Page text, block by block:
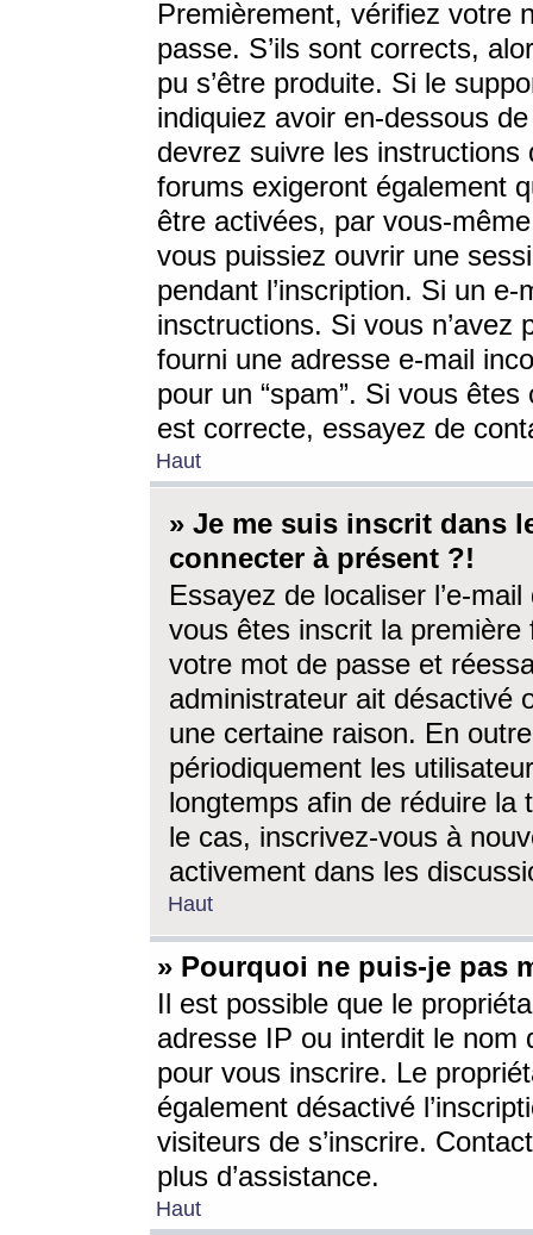
Premièrement, vérifiez votre
passe. S’ils sont corrects,
pu s’être produite. Si le
indiquiez avoir en-dessous
devrez suivre les
forums exigeront également
être activées, par vous-
vous puissiez ouvrir une
pendant l’inscription. Si un
insctructions. Si vous n’avez
fourni une adresse e-mail
pour un “spam”. Si vous
est correcte, essayez de
Haut
» Je me suis inscrit dans
connecter à présent ?!
Essayez de localiser l’e-
vous êtes inscrit la première
votre mot de passe et
administrateur ait désactivé
une certaine raison. En
périodiquement les
longtemps afin de réduire la
le cas, inscrivez-vous à
activement dans les
Haut
» Pourquoi ne puis-je pas
Il est possible que le
adresse IP ou interdit le nom
pour vous inscrire. Le
également désactivé
visiteurs de s’inscrire.
plus d’assistance.
Haut